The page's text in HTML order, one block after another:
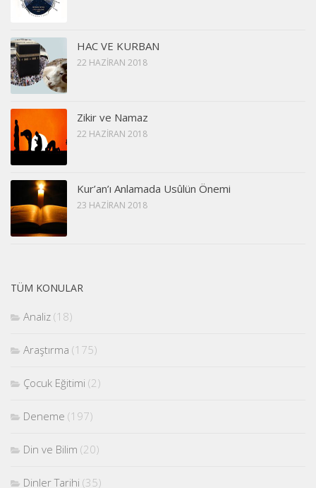
HAC VE KURBAN
22 HAZIRAN 2018
Zikir ve Namaz
22 HAZIRAN 2018
Kur’an’ı Anlamada Usûlün Önemi
23 HAZIRAN 2018
TÜM KONULAR
Analiz (18)
Araştırma (175)
Çocuk Eğitimi (2)
Deneme (197)
Din ve Bilim (20)
Dinler Tarihi (35)